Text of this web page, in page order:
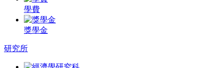
學費
獎學金
研究所